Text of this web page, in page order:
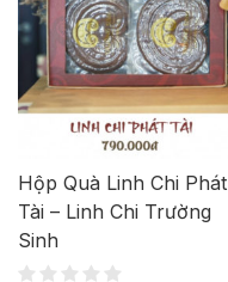
Hộp Quà Linh Chi Phát
Tài – Linh Chi Trường
Sinh